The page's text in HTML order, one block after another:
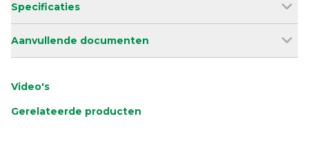
Specificaties
Aanvullende documenten
Video's
Gerelateerde producten